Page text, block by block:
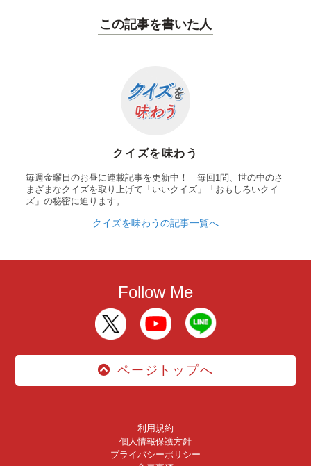
この記事を書いた人
クイズを味わう
毎週金曜日のお昼に連載記事を更新中！ 毎回1問、世の中のさ
まざまなクイズを取り上げて「いいクイズ」「おもしろいクイ
ズ」の秘密に迫ります。
クイズを味わうの記事一覧へ
Follow Me
ページトップへ
利用規約
個人情報保護方針
プライバシーポリシー